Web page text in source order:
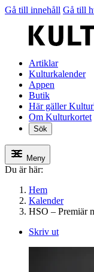
Gå till innehåll Gå till
Artiklar
Kulturkalender
Appen
Butik
Här gäller
Om Kulturkortet
Sök
Meny
Du är här:
Hem
Kalender
HSO – Premiär
Skriv ut